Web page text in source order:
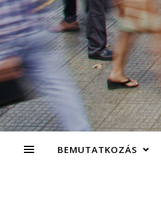
BEMUTATKOZÁS